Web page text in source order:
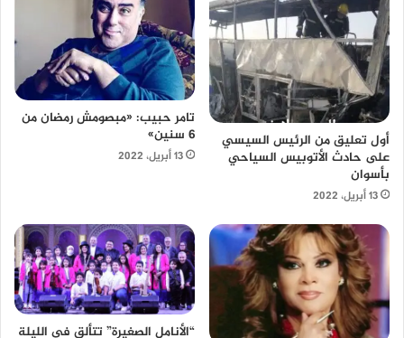
أول تعليق من الرئيس السيسي
على حادث الأتوبيس السياحي
بأسوان
13 أبريل، 2022
تامر حبيب: «مبصومش رمضان من
6 سنين»
13 أبريل، 2022
“الأنامل الصغيرة” تتألق فى الليلة